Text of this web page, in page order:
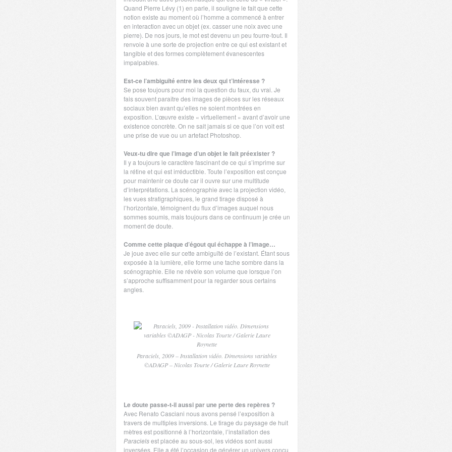
Quand Pierre Lévy (1) en parle, il souligne le fait que cette
notion existe au moment où l’homme a commencé à entrer
en interaction avec un objet (ex. casser une noix avec une
pierre). De nos jours, le mot est devenu un peu fourre-tout. Il
renvoie à une sorte de projection entre ce qui est existant et
tangible et des formes complètement évanescentes
impalpables.
Est-ce l’ambiguïté entre les deux qui t’intéresse ?
Se pose toujours pour moi la question du faux, du vrai. Je
fais souvent paraître des images de pièces sur les réseaux
sociaux bien avant qu’elles ne soient montrées en
exposition. L’œuvre existe « virtuellement » avant d’avoir une
existence concrète. On ne sait jamais si ce que l’on voit est
une prise de vue ou un artefact Photoshop.
Veux-tu dire que l’image d’un objet le fait préexister ?
Il y a toujours le caractère fascinant de ce qui s’imprime sur
la rétine et qui est irréductible. Toute l’exposition est conçue
pour maintenir ce doute car il ouvre sur une multitude
d’interprétations. La scénographie avec la projection vidéo,
les vues stratigraphiques, le grand tirage disposé à
l’horizontale, témoignent du flux d’images auquel nous
sommes soumis, mais toujours dans ce continuum je crée un
moment de doute.
Comme cette plaque d’égout qui échappe à l’image…
Je joue avec elle sur cette ambiguïté de l’existant. Étant sous
exposée à la lumière, elle forme une tache sombre dans la
scénographie. Elle ne révèle son volume que lorsque l’on
s’approche suffisamment pour la regarder sous certains
angles.
Paraciels, 2009 – Installation vidéo. Dimensions variables
©ADAGP – Nicolas Tourte / Galerie Laure Roynette
Le doute passe-t-il aussi par une perte des repères ?
Avec Renato Casciani nous avons pensé l’exposition à
travers de multiples inversions. Le tirage du paysage de huit
mètres est positionné à l’horizontale, l’installation des
Paracielsest placée au sous-sol, les vidéos sont aussi
inversées. Elle a été l’occasion de générer un univers conçu